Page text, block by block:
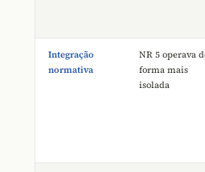
Integração
normativa
NR 5 operava
forma mais
isolada